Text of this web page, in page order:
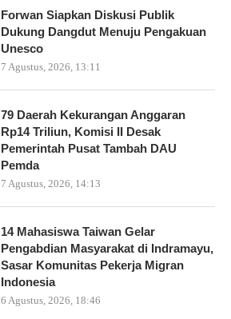
Forwan Siapkan Diskusi Publik
Dukung Dangdut Menuju Pengakuan
Unesco
7 Agustus, 2026, 13:11
79 Daerah Kekurangan Anggaran
Rp14 Triliun, Komisi II Desak
Pemerintah Pusat Tambah DAU
Pemda
7 Agustus, 2026, 14:13
14 Mahasiswa Taiwan Gelar
Pengabdian Masyarakat di Indramayu,
Sasar Komunitas Pekerja Migran
Indonesia
6 Agustus, 2026, 18:46